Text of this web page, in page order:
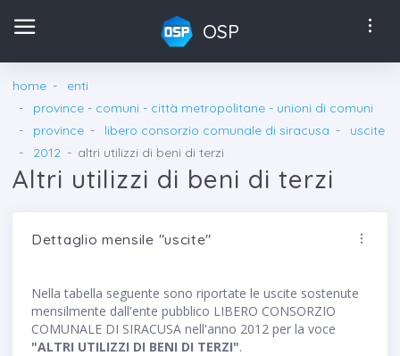
OSP
home
enti
province - comuni - città metropolitane - unioni di comuni
province
libero consorzio comunale di siracusa
uscite
2012
altri utilizzi di beni di terzi
Altri utilizzi di beni di terzi
Dettaglio mensile "uscite"
Nella tabella seguente sono riportate le uscite sostenute
mensilmente dall'ente pubblico LIBERO CONSORZIO
COMUNALE DI SIRACUSA nell'anno 2012 per la voce
"ALTRI UTILIZZI DI BENI DI TERZI".